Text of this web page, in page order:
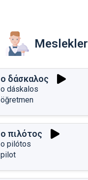
Meslekler
ο δάσκαλος
o dáskalos
öğretmen
ο πιλότος
o pilótos
pilot